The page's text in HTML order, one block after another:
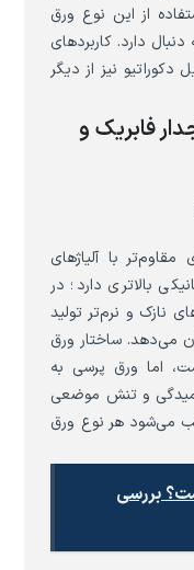
از این نوع ورق
دارد. کاربردهای
نیز از دیگر
فابریک و
با آلیاژهای
بالاتری دارد؛ در
نازک و نرم‌تر تولید
می‌دهد. ساختار ورق
اما ورق پرسی به
و تنش موضعی
می‌شود هر نوع ورق
بررسی